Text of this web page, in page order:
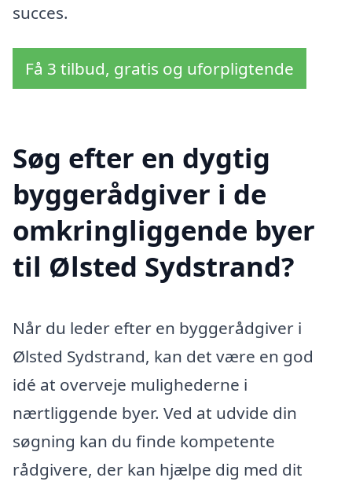
succes.
Få 3 tilbud, gratis og uforpligtende
Søg efter en dygtig
byggerådgiver i de
omkringliggende byer
til Ølsted Sydstrand?
Når du leder efter en byggerådgiver i
Ølsted Sydstrand, kan det være en god
idé at overveje mulighederne i
nærtliggende byer. Ved at udvide din
søgning kan du finde kompetente
rådgivere, der kan hjælpe dig med dit